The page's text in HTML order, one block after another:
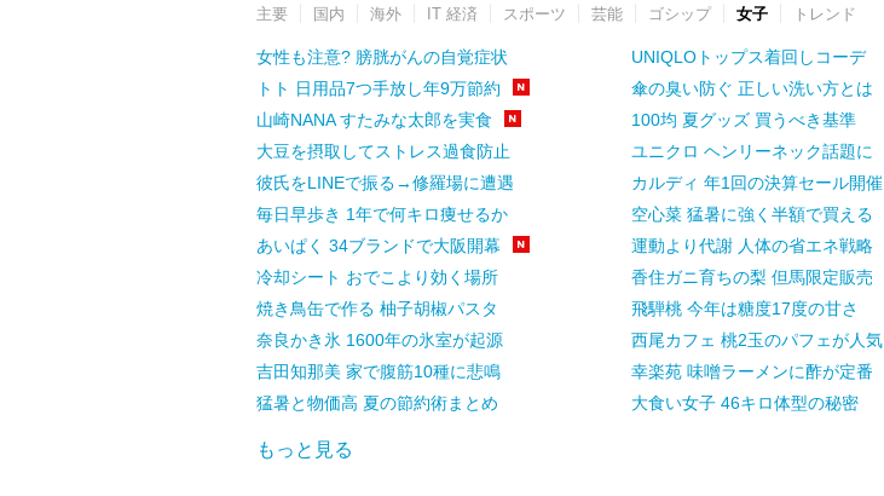
主要 国内 海外 IT 経済 スポーツ 芸能 ゴシップ 女子 トレンド
女性も注意? 膀胱がんの自覚症状
トト 日用品7つ手放し年9万節約
山崎NANA すたみな太郎を実食
大豆を摂取してストレス過食防止
彼氏をLINEで振る→修羅場に遭遇
毎日早歩き 1年で何キロ痩せるか
あいぱく 34ブランドで大阪開幕
冷却シート おでこより効く場所
焼き鳥缶で作る 柚子胡椒パスタ
奈良かき氷 1600年の氷室が起源
吉田知那美 家で腹筋10種に悲鳴
猛暑と物価高 夏の節約術まとめ
UNIQLOトップス着回しコーデ
傘の臭い防ぐ 正しい洗い方とは
100均 夏グッズ 買うべき基準
ユニクロ ヘンリーネック話題に
カルディ 年1回の決算セール開催
空心菜 猛暑に強く半額で買える
運動より代謝 人体の省エネ戦略
香住ガニ育ちの梨 但馬限定販売
飛騨桃 今年は糖度17度の甘さ
西尾カフェ 桃2玉のパフェが人気
幸楽苑 味噌ラーメンに酢が定番
大食い女子 46キロ体型の秘密
もっと見る